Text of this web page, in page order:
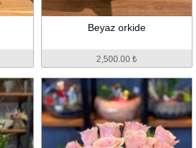
Beyaz orkide
2,500.00 ₺